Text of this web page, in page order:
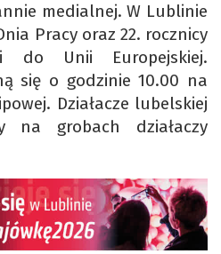
medialnej. W Lublinie
Pracy oraz 22. rocznicy
do Unii Europejskiej.
się o godzinie 10.00 na
Działacze lubelskiej
na grobach działaczy